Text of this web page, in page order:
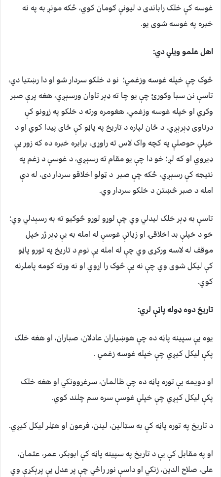
غوسه کې خلک راباندی د لیونې ګومان کوي، ځکه مونږ به په نه
خبره په غوسه شوی یو.
اهل علمو ویلي دي:
څوک چې خپله غوسه وزغمي؛ نو د خلکو سردار شو او دا رښتیا دي،
تاسې نن سبا وګورئ چې یو چا ته ډېر تاوان ورسېږي، هغه پرې صبر
وکړي او خپله غوسه وزغمي، هغومره ورته د خلکو په زړونو کې
درناوی ډېرېږي، د ځان لپاره د تاریخ په پاڼو کې ځای پیدا کوي او د
خپلې حوصلې په کچه واک لاس ته راوړی، برابره خبره ده که زور یې
ډیروي او که لږ؛ خو دا چې یو مقام ته رسېږي، د غوسې د زغم په
نتیجه کې رسېږي، ځکه چې صبر د ټولو اخلاقو سردار دی، له دې
امله د صبر څښتن د خلکو سردار وي.
تاسې به ډېر خلک لیدلي وي چې لوړو لوړو څوکیو ته به رسېدلي وي؛
خو د خپلې بد اخلاقۍ او زیاتې غوسې له امله به یې ډېر ژر خپل
موقف له لاسه ورکړی وي چې له امله یې نوم د تاریخ په تورو پاڼو
کې لیکل شوی وي چې نه یې څوک را اړوي او نه ورته کومه پاملرنه
کوي.
تاریخ دوه ډوله پاڼې لري:
یوه یې سپینه پاڼه ده چې هوښیاران عادلان، صباران، او هغه خلک
پکې لیکل کیږي چې خپله غوسه زغمي .
او دویمه یې توره پاڼه ده چې ظالمان، سرغړوونکي او هغه خلک
پکې لیکل کېږي چې خپلې غوسې سره سم چلند کوي.
د تاریخ په توره پاڼه کې به سټالین، لینن، فرعون او هټلر لیکل کیږي.
او په مقابل کې یې د تاریخ په سپینه پاڼه کې ابوبکر، عمر، عثمان،
علی، صلاح الدین، زنګي او داسې نور راځي چې پر عدل یې پرېکړې وي